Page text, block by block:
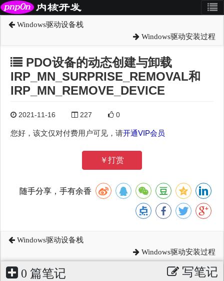
Windows驱动设备栈
Windows驱动安装过程
PDO设备的动态创建与卸载
IRP_MN_SURPRISE_REMOVAL和
IRP_MN_REMOVE_DEVICE
2021-11-16 227 0
您好，该文仅对付费用户可见，请开通VIP会员
￥打赏
随手分享，手有余香
Windows驱动设备栈
Windows驱动安装过程
0 篇笔记 写笔记